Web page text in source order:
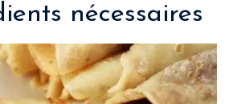
nécessaires